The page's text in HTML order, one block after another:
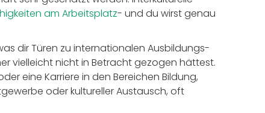
am Arbeitsplatz- und du wirst genau
dir Türen zu internationalen Ausbildungs-
vielleicht nicht in Betracht gezogen hättest.
eine Karriere in den Bereichen Bildung,
oder kultureller Austausch, oft